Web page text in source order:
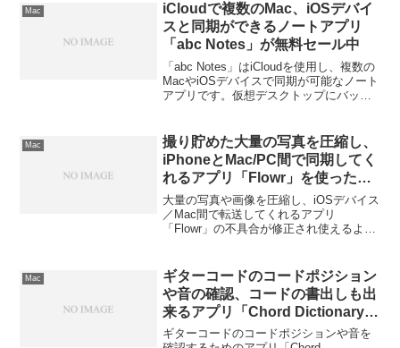
Mac
iCloudで複数のMac、iOSデバイ
スと同期ができるノートアプリ
「abc Notes」が無料セール中
「abc Notes」はiCloudを使用し、複数の
MacやiOSデバイスで同期が可能なノート
アプリです。仮想デスクトップにバッチ
下から。
Mac
撮り貯めた大量の写真を圧縮し、
iPhoneとMac/PC間で同期してく
れるアプリ「Flowr」を使ったみ
た。
大量の写真や画像を圧縮し、iOSデバイス
／Mac間で転送してくれるアプリ
「Flowr」の不具合が修正され使えるよう
Mac
ギターコードのコードポジション
や音の確認、コードの書出しも出
来るアプリ「Chord Dictionary」
が無料セール中。
ギターコードのコードポジションや音を